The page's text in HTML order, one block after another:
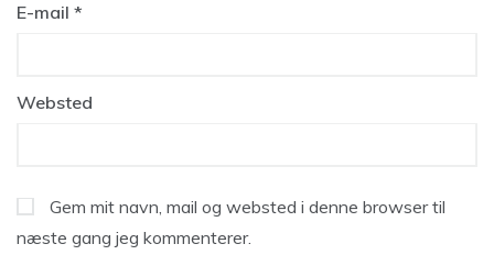
E-mail *
Websted
Gem mit navn, mail og websted i denne browser til
næste gang jeg kommenterer.